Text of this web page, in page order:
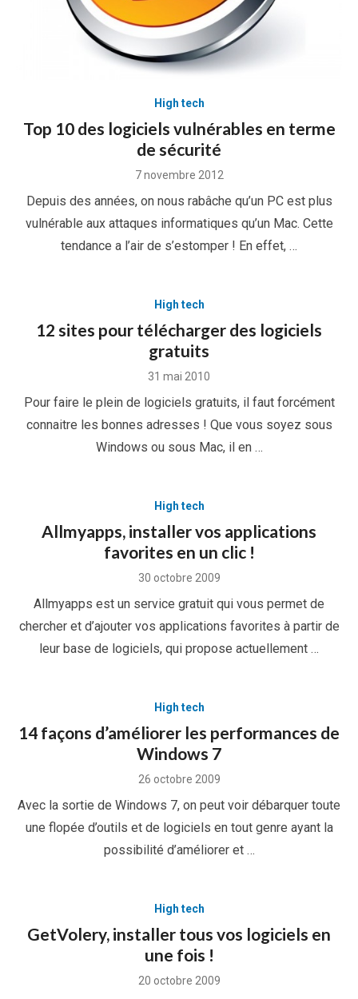
High tech
Top 10 des logiciels vulnérables en terme
de sécurité
Posted
7 novembre 2012
Depuis des années, on nous rabâche qu’un PC est plus
vulnérable aux attaques informatiques qu’un Mac. Cette
tendance a l’air de s’estomper ! En effet, …
High tech
12 sites pour télécharger des logiciels
gratuits
Posted
31 mai 2010
Pour faire le plein de logiciels gratuits, il faut forcément
connaitre les bonnes adresses ! Que vous soyez sous
Windows ou sous Mac, il en …
High tech
Allmyapps, installer vos applications
favorites en un clic !
Posted
30 octobre 2009
Allmyapps est un service gratuit qui vous permet de
chercher et d’ajouter vos applications favorites à partir de
leur base de logiciels, qui propose actuellement …
High tech
14 façons d’améliorer les performances de
Windows 7
Posted
26 octobre 2009
Avec la sortie de Windows 7, on peut voir débarquer toute
une flopée d’outils et de logiciels en tout genre ayant la
possibilité d’améliorer et …
High tech
GetVolery, installer tous vos logiciels en
une fois !
Posted
20 octobre 2009